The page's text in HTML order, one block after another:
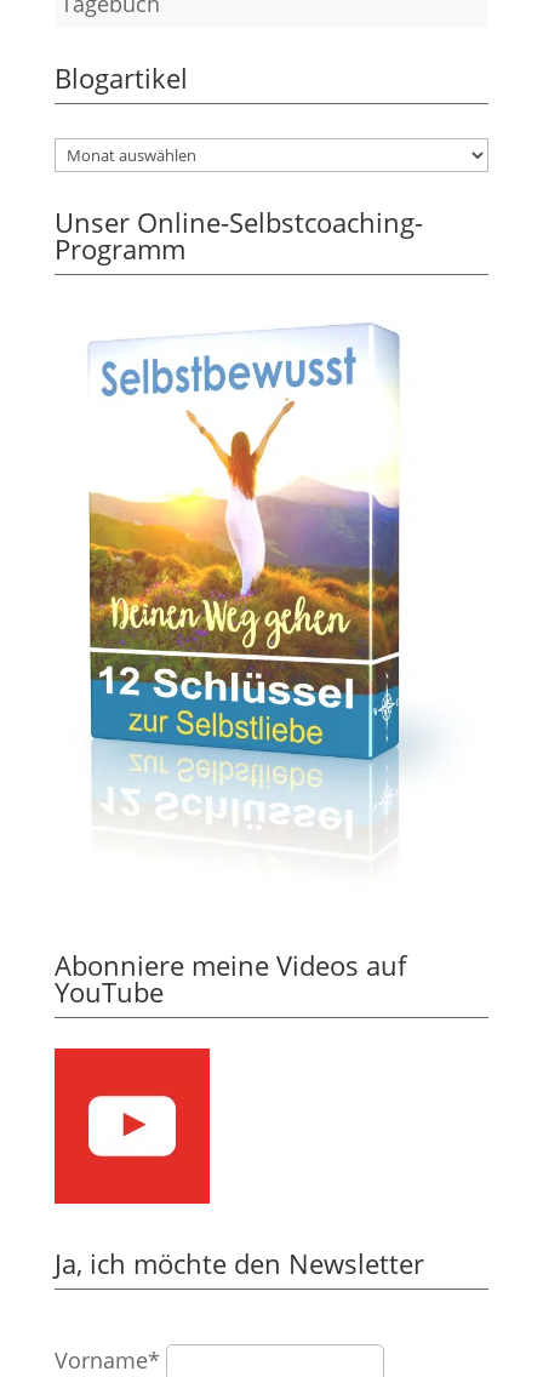
Blogartikel
Unser Online-Selbstcoaching-
Programm
Abonniere meine Videos auf
YouTube
Ja, ich möchte den Newsletter
Vorname*